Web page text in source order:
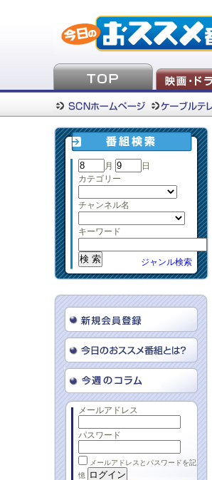
月
日
カテゴリー
チャンネル名
キーワード
ジャンル検索
メールアドレス
パスワード
メールアドレスとパスワードを記
憶